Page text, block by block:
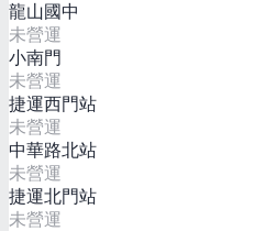
龍山國中
未營運
小南門
未營運
捷運西門站
未營運
中華路北站
未營運
捷運北門站
未營運